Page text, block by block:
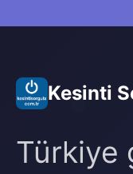
Kesinti
Türkiye